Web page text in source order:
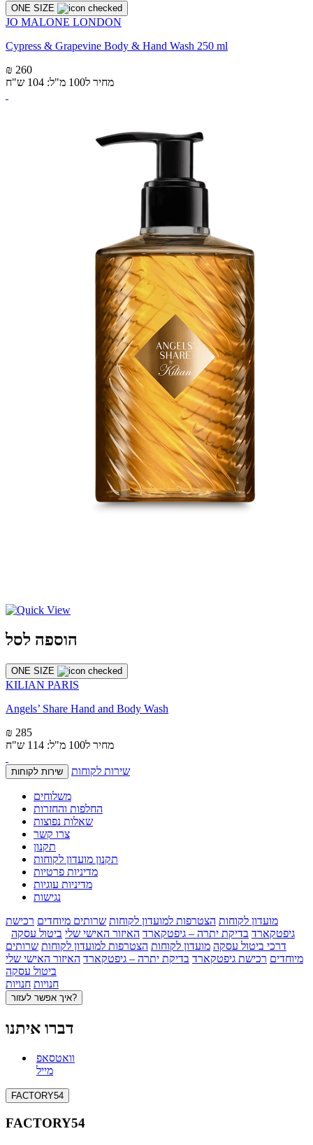
ONE SIZE
JO MALONE LONDON
Cypress & Grapevine Body & Hand Wash 250 ml
₪ 260
מחיר ל100 מ"ל: 104 ש"ח
הוספה לסל
ONE SIZE
KILIAN PARIS
Angels’ Share Hand and Body Wash
₪ 285
מחיר ל100 מ"ל: 114 ש"ח
שירות לקוחות שירות לקוחות
משלוחים
החלפות והחזרות
שאלות נפוצות
צרו קשר
תקנון
תקנון מועדון לקוחות
מדיניות פרטיות
מדיניות עוגיות
נגישות
מועדון לקוחות הצטרפות למועדון לקוחות שרותים מיוחדים רכישת
גיפטקארד בדיקת יתרה – גיפטקארד האיזור האישי שלי ביטול עסקה
דרכי ביטול עסקה מועדון לקוחות הצטרפות למועדון לקוחות שרותים
מיוחדים רכישת גיפטקארד בדיקת יתרה – גיפטקארד האיזור האישי שלי
ביטול עסקה
חנויות חנויות
איך אפשר לעזור?
דברו איתנו
וואטסאפ
מייל
FACTORY54
FACTORY54